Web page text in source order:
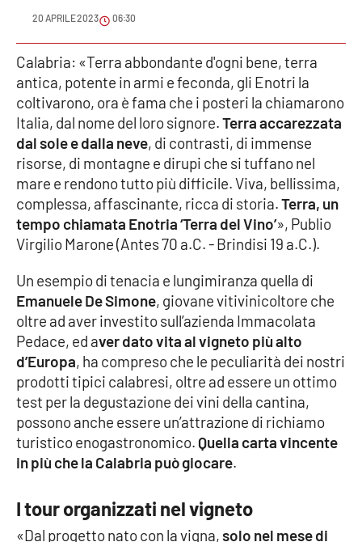
VIDEO
Ambiente
Cronaca
Cultura
Economia e Lavoro
Politica
Sanità
Società
Sport
Good Morning Vietnam
20 APRILE 2023 06:30
Calabria: «Terra abbondante d'ogni bene, terra
antica, potente in armi e feconda, gli Enotri la
coltivarono, ora è fama che i posteri la chiamarono
Italia, dal nome del loro signore.Terra accarezzata
dal sole e dalla neve, di contrasti, di immense
risorse, di montagne e dirupi che si tuffano nel
mare e rendono tutto più difficile. Viva, bellissima,
complessa, affascinante, ricca di storia.Terra, un
tempo chiamata Enotria ‘Terra del Vino’», Publio
Virgilio Marone (Antes 70 a.C. - Brindisi 19 a.C.).
Un esempio di tenacia e lungimiranza quella di
Emanuele De Simone, giovane vitivinicoltore che
oltre ad aver investito sull’azienda Immacolata
Pedace, ed aver dato vita al vigneto più alto
d’Europa, ha compreso che le peculiarità dei nostri
prodotti tipici calabresi, oltre ad essere un ottimo
test per la degustazione dei vini della cantina,
possono anche essere un’attrazione di richiamo
turistico enogastronomico.Quella carta vincente
in più che la Calabria può giocare.
I tour organizzati nel vigneto
«Dal progetto nato con la vigna,solo nel mese di